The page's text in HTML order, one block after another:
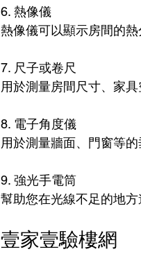
6. 熱像儀
熱像儀可以顯示房間的熱
7. 尺子或卷尺
用於測量房間尺寸、家
8. 電子角度儀
用於測量牆面、門窗等的
9. 強光手電筒
幫助您在光線不足的地
壹家壹驗樓網